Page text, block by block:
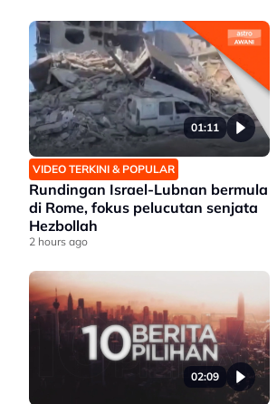
01:11
VIDEO TERKINI & POPULAR
Rundingan Israel-Lubnan bermula
di Rome, fokus pelucutan senjata
Hezbollah
2 hours ago
02:09